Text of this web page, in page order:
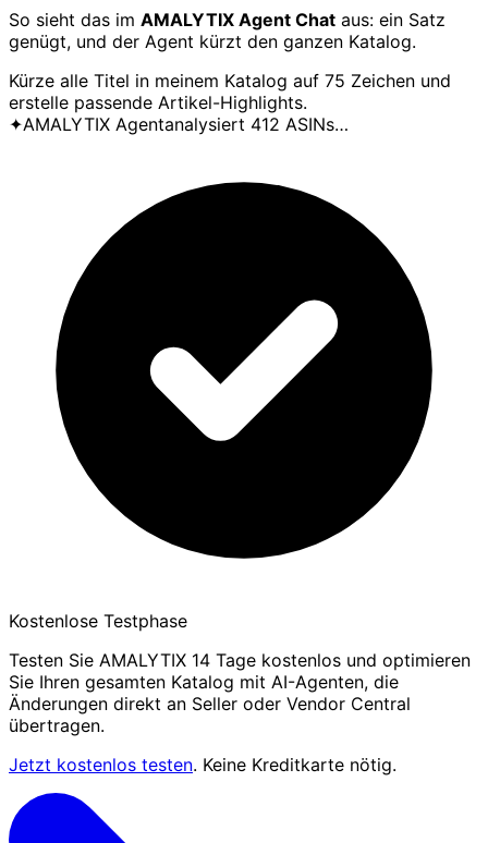
So sieht das im AMALYTIX Agent Chat aus: ein Satz
genügt, und der Agent kürzt den ganzen Katalog.
Kürze alle Titel in meinem Katalog auf 75 Zeichen und
erstelle passende Artikel-Highlights.
✦AMALYTIX Agentanalysiert 412 ASINs…
Kostenlose Testphase
Testen Sie AMALYTIX 14 Tage kostenlos und optimieren
Sie Ihren gesamten Katalog mit AI-Agenten, die
Änderungen direkt an Seller oder Vendor Central
übertragen.
Jetzt kostenlos testen. Keine Kreditkarte nötig.